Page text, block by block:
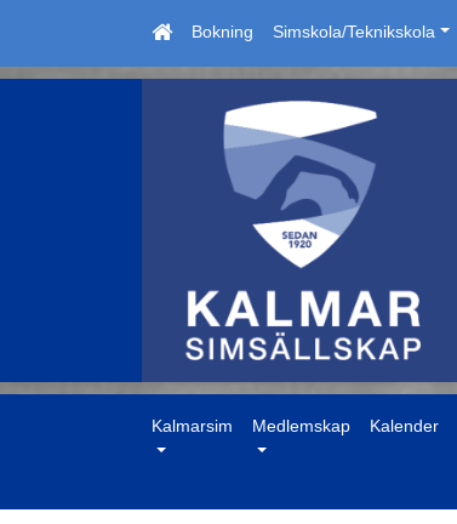
Bokning Simskola/Teknikskola
Kalmarsim Medlemskap Kalender